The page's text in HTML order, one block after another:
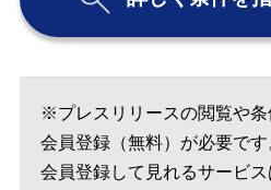
※プレスリリースの閲覧や条
会員登録（無料）が必要です
会員登録して見れるサービス